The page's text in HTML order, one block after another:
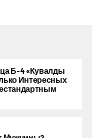
Б-4 «Кувалды
Интересных